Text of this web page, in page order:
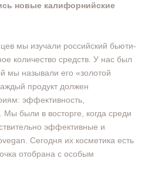
новые калифорнийские
мы изучали российский бьюти-
количество средств. У нас был
мы называли его «золотой
продукт должен
эффективность,
Мы были в восторге, когда среди
эффективные и
Сегодня их косметика есть
отобрана с особым